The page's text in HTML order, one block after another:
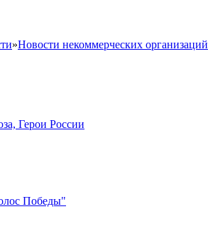
»Новости некоммерческих организаций
Герои России
Победы"